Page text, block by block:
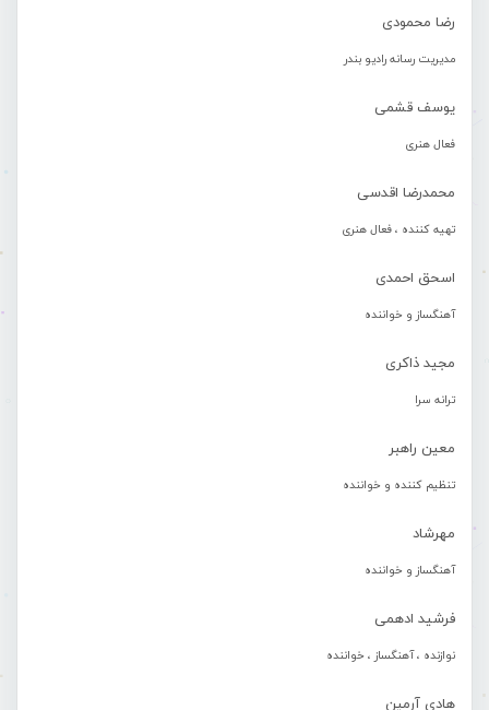
رضا محمودی
مدیریت رسانه رادیو بندر
یوسف قشمی
فعال هنری
محمدرضا اقدسی
تهیه کننده ، فعال هنری
اسحق احمدی
آهنگساز و خواننده
مجید ذاکری
ترانه سرا
معین راهبر
تنظیم کننده و خواننده
مهرشاد
آهنگساز و خواننده
فرشید ادهمی
نوازنده ، آهنگساز ، خواننده
هادی آرمین